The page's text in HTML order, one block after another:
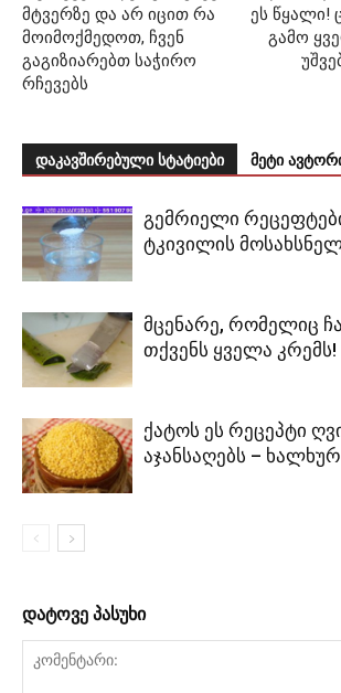
მტვერზე და არ იცით რა
მოიმოქმედოთ, ჩვენ
გაგიზიარებთ საჭირო
რჩევებს
ეს წყალი!
გამო
დაკავშირებული სტატიები მეტი
გემრიელი
ტკივილის
მცენარე, რომელიც
თქვენს ყველა კრემს!
ქატოს ეს რეცეპტი
აჯანსაღებს –
დატოვე პასუხი